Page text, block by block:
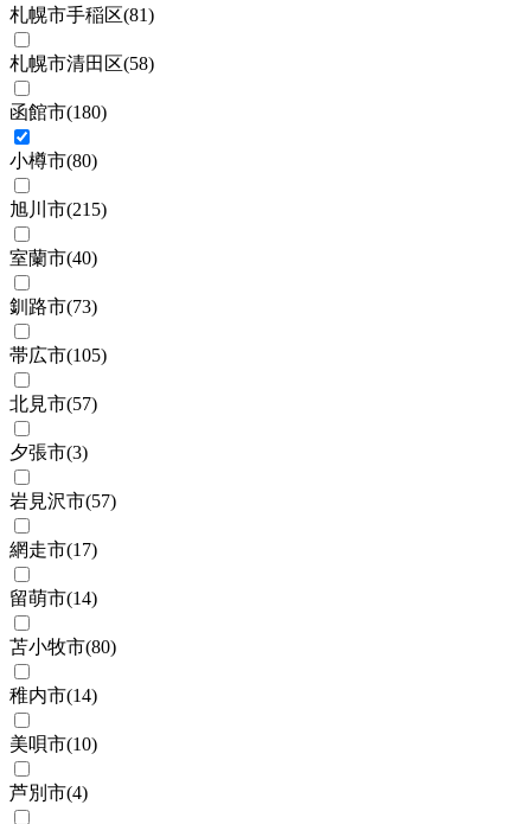
札幌市手稲区(81)
札幌市清田区(58)
函館市(180)
小樽市(80)
旭川市(215)
室蘭市(40)
釧路市(73)
帯広市(105)
北見市(57)
夕張市(3)
岩見沢市(57)
網走市(17)
留萌市(14)
苫小牧市(80)
稚内市(14)
美唄市(10)
芦別市(4)